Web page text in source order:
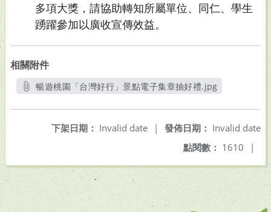
多項大獎，請協助轉知所屬單位、同仁、學生
踴躍參加以廣收宣傳效益。
相關附件
暢遊桃園「台灣好行」景點電子集章抽好禮.jpg
發佈日期： Invalid date
下架日期： Invalid date
|
點閱數： 1610 |